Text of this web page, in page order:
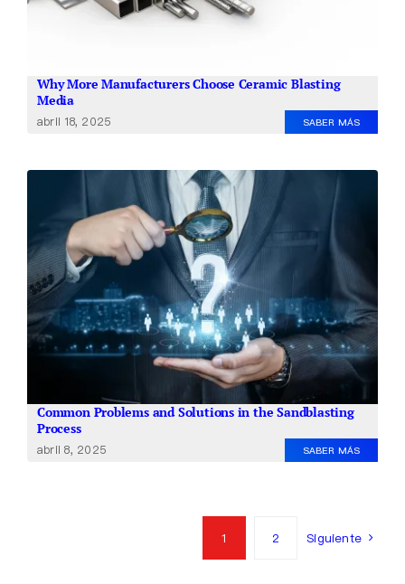
Why More Manufacturers Choose Ceramic Blasting
Media
abril 18, 2025 SABER MÁS
Common Problems and Solutions in the Sandblasting
Process
abril 8, 2025 SABER MÁS
1 2 Siguiente